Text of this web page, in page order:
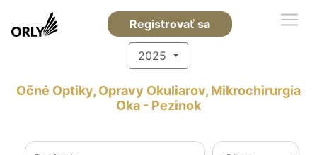
Registrovať sa
2025
Očné Optiky, Opravy Okuliarov, Mikrochirurgia
Oka - Pezinok